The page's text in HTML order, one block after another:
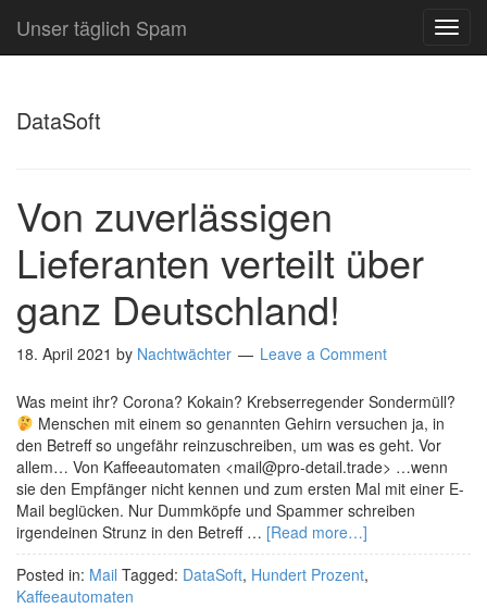
Unser täglich Spam
DataSoft
Von zuverlässigen
Lieferanten verteilt über
ganz Deutschland!
18. April 2021 by Nachtwächter Leave a Comment
Was meint ihr? Corona? Kokain? Krebserregender Sondermüll?
Menschen mit einem so genannten Gehirn versuchen ja, in
den Betreff so ungefähr reinzuschreiben, um was es geht. Vor
allem… Von Kaffeeautomaten <mail@pro-detail.trade> …wenn
sie den Empfänger nicht kennen und zum ersten Mal mit einer E-
Mail beglücken. Nur Dummköpfe und Spammer schreiben
irgendeinen Strunz in den Betreff … [Read more…]
Posted in: Mail Tagged: DataSoft, Hundert Prozent,
Kaffeeautomaten